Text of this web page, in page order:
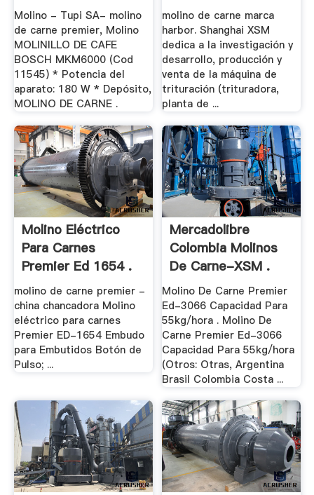
Molino - Tupi SA- molino
de carne premier, Molino
MOLINILLO DE CAFE
BOSCH MKM6000 (Cod
11545) * Potencia del
aparato: 180 W * Depósito,
MOLINO DE CARNE .
Cono
molino de carne marca
harbor. Shanghai XSM
dedica a la investigación y
desarrollo, producción y
venta de la máquina de
trituración (trituradora,
planta de ...
Molino Eléctrico
Para Carnes
Premier Ed 1654 .
molino de carne premier -
china chancadora Molino
eléctrico para carnes
Premier ED-1654 Embudo
para Embutidos Botón de
Pulso; ...
Mercadolibre
Colombia Molinos
De Carne-XSM .
Molino De Carne Premier
Ed-3066 Capacidad Para
55kg/hora . Molino De
Carne Premier Ed-3066
Capacidad Para 55kg/hora
(Otros: Otras, Argentina
Brasil Colombia Costa ...